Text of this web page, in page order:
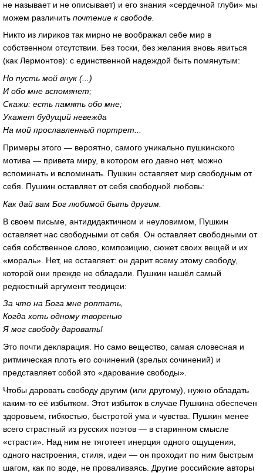
не называет и не описывает) и его знания «сердечной глуби» мы
можем различить почтение к свободе.
Никто из лириков так мирно не воображал себе мир в
собственном отсутствии. Без тоски, без желания вновь явиться
(как Лермонтов): с единственной надеждой быть помянутым:
Но пусть мой внук (...)
И обо мне вспомянет;
Скажи: есть память обо мне;
Укажет будущий невежда
На мой прославленный портрет...
Примеры этого — вероятно, самого уникально пушкинского
мотива — привета миру, в котором его давно нет, можно
вспоминать и вспоминать. Пушкин оставляет мир свободным от
себя. Пушкин оставляет от себя свободной любовь:
Как дай вам Бог любимой быть другим.
В своем письме, антидидактичном и неуловимом, Пушкин
оставляет нас свободными от себя. Он оставляет свободными от
себя собственное слово, композицию, сюжет своих вещей и их
«мораль». Нет, не оставляет: он дарит всему этому свободу,
которой они прежде не обладали. Пушкин нашёл самый
редкостный аргумент теодицеи:
За что на Бога мне роптать,
Когда хоть одному творенью
Я мог свободу даровать!
Это почти декларация. Но само вещество, самая словесная и
ритмическая плоть его сочинений (зрелых сочинений) и
представляет собой это «дарование свободы».
Чтобы даровать свободу другим (или другому), нужно обладать
каким-то её избытком. Этот избыток в случае Пушкина обеспечен
здоровьем, гибкостью, быстротой ума и чувства. Пушкин менее
всего страстный из русских поэтов — в старинном смысле
«страсти». Над ним не тяготеет инерция одного ощущения,
одного настроения, стиля, идеи — он проходит по ним быстрым
шагом, как по воде, не проваливаясь. Другие российские авторы